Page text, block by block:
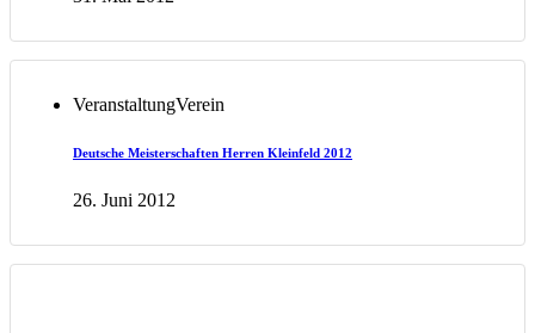
VeranstaltungVerein
Deutsche Meisterschaften Herren Kleinfeld 2012
26. Juni 2012